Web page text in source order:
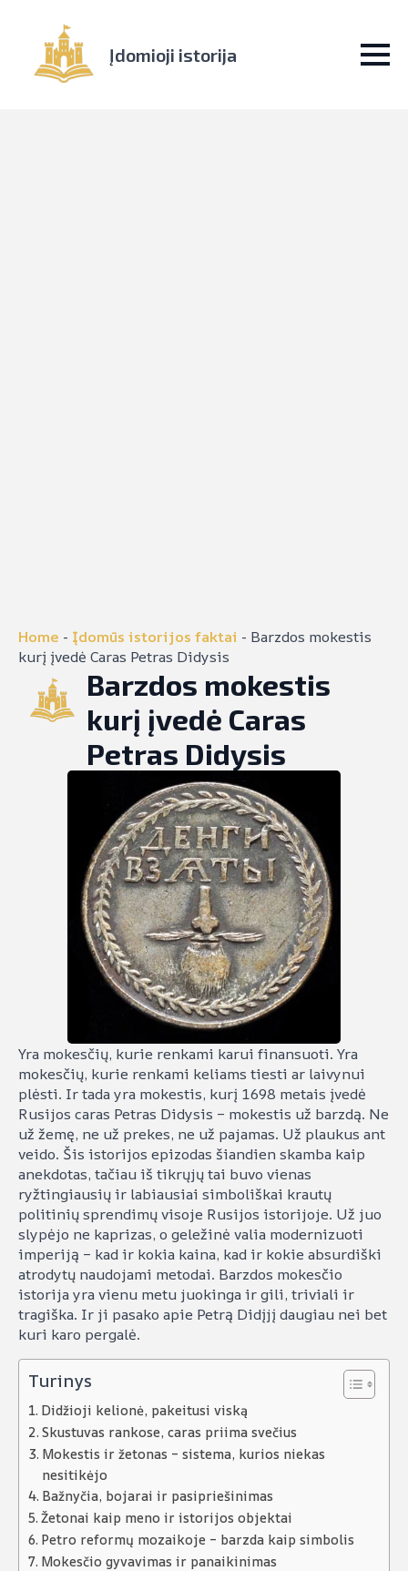
Įdomioji istorija
Home - Įdomūs istorijos faktai - Barzdos mokestis
kurį įvedė Caras Petras Didysis
Barzdos mokestis
kurį įvedė Caras
Petras Didysis
Yra mokesčių, kurie renkami karui finansuoti. Yra
mokesčių, kurie renkami keliams tiesti ar laivynui
plėsti. Ir tada yra mokestis, kurį 1698 metais įvedė
Rusijos caras Petras Didysis – mokestis už barzdą. Ne
už žemę, ne už prekes, ne už pajamas. Už plaukus ant
veido. Šis istorijos epizodas šiandien skamba kaip
anekdotas, tačiau iš tikrųjų tai buvo vienas
ryžtingiausių ir labiausiai simboliškai krautų
politinių sprendimų visoje Rusijos istorijoje. Už juo
slypėjo ne kaprizas, o geležinė valia modernizuoti
imperiją – kad ir kokia kaina, kad ir kokie absurdiški
atrodytų naudojami metodai. Barzdos mokesčio
istorija yra vienu metu juokinga ir gili, triviali ir
tragiška. Ir ji pasako apie Petrą Didįjį daugiau nei bet
kuri karo pergalė.
Turinys
Didžioji kelionė, pakeitusi viską
Skustuvas rankose, caras priima svečius
Mokestis ir žetonas – sistema, kurios niekas
nesitikėjo
Bažnyčia, bojarai ir pasipriešinimas
Žetonai kaip meno ir istorijos objektai
Petro reformų mozaikoje – barzda kaip simbolis
Mokesčio gyvavimas ir panaikinimas